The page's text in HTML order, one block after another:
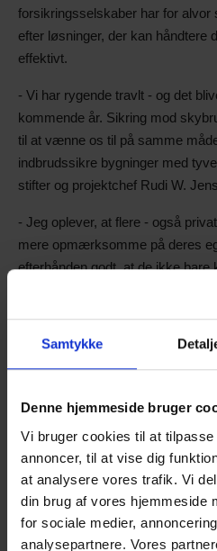
Samtykke
Denne hjemmeside bruger
Vi bruger cookies til at
annoncer, til at vise dig
at analysere vores trafik. Vi
din brug af vores hjemmeside
for sociale medier,
analysepartnere. Vores
forsikringsselskaber har for alvor
efter løsninger, der kan håndtere
effektivt.
- Vi har rygende travlt - og det
kommende år. Sikring mod
til at vænne os til på samme
indbrudssikre bygninger med
stifter og projektchef Rudi W.
- Jeg oplever, at flere - også
mere opmærksomme på deres
efterhånden godt, at de ikke
“Det er forsyningens opgave”.
gå ud over kvaliteten - hellere
Både nye og kendte løsninger
På Kloakmessen 2026 vil
præsentere deres velkendte
-anlæg - en kombination